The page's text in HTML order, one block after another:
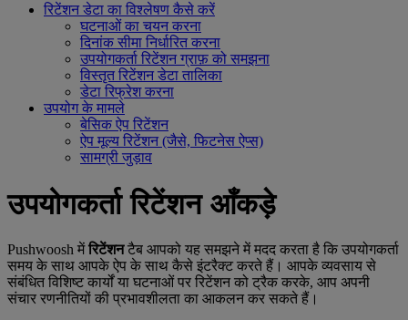
रिटेंशन डेटा का विश्लेषण कैसे करें
घटनाओं का चयन करना
दिनांक सीमा निर्धारित करना
उपयोगकर्ता रिटेंशन ग्राफ़ को समझना
विस्तृत रिटेंशन डेटा तालिका
डेटा रिफ्रेश करना
उपयोग के मामले
बेसिक ऐप रिटेंशन
ऐप मूल्य रिटेंशन (जैसे, फिटनेस ऐप्स)
सामग्री जुड़ाव
उपयोगकर्ता रिटेंशन आँकड़े
Pushwoosh मेंरिटेंशनटैब आपको यह समझने में मदद करता है कि उपयोगकर्ता
समय के साथ आपके ऐप के साथ कैसे इंटरैक्ट करते हैं। आपके व्यवसाय से
संबंधित विशिष्ट कार्यों या घटनाओं पर रिटेंशन को ट्रैक करके, आप अपनी
संचार रणनीतियों की प्रभावशीलता का आकलन कर सकते हैं।